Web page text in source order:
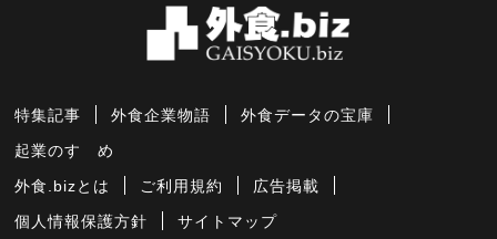
特集記事 外食企業物語 外食データの宝庫
起業のすゝめ
外食.bizとは ご利用規約 広告掲載
個人情報保護方針 サイトマップ